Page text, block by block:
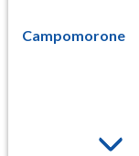
Campomorone